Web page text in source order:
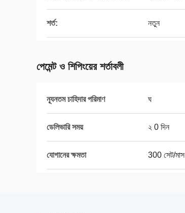
শর্ত: নতুন
পেমেন্ট ও শিপিংয়ের শর্তাবলী
ন্যূনতম চাহিদার পরিমাণ ঘ
ডেলিভারি সময় ২ 0 দিন
যোগানের ক্ষমতা 300 সেট/মাস